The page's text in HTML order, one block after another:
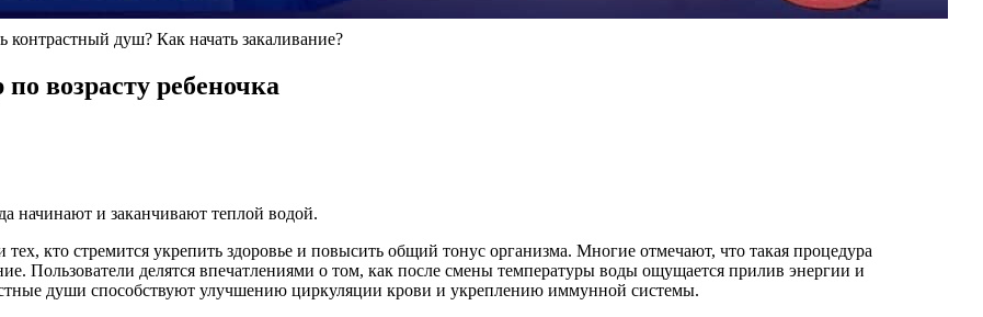
душ? Как начать закаливание?
возрасту ребеночка
начинают и заканчивают теплой водой.
кто стремится укрепить здоровье и повысить общий тонус организма. Многие отмечают, что такая процедура
Пользователи делятся впечатлениями о том, как после смены температуры воды ощущается прилив энергии и
души способствуют улучшению циркуляции крови и укреплению иммунной системы.